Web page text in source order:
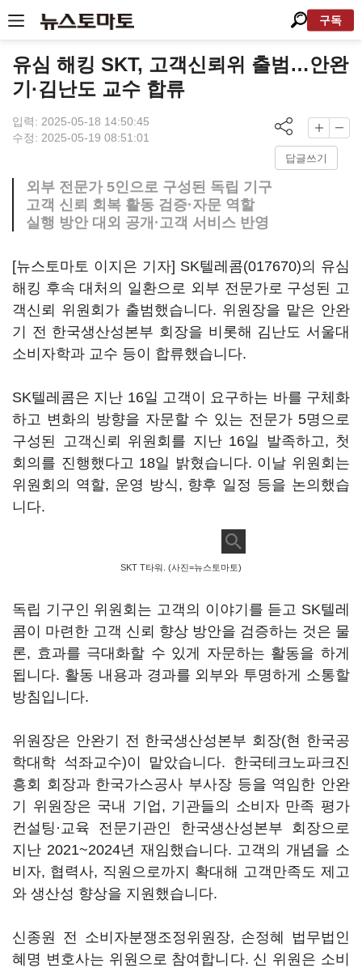
구독
유심 해킹 SKT, 고객신뢰위 출범…안완
기·김난도 교수 합류
입력: 2025-05-18 14:50:45
수정: 2025-05-19 08:51:01
답글쓰기
외부 전문가 5인으로 구성된 독립 기구
고객 신뢰 회복 활동 검증·자문 역할
실행 방안 대외 공개·고객 서비스 반영
[뉴스토마토 이지은 기자] SK텔레콤(017670)의 유심
해킹 후속 대처의 일환으로 외부 전문가로 구성된 고
객신뢰 위원회가 출범했습니다. 위원장을 맡은 안완
기 전 한국생산성본부 회장을 비롯해 김난도 서울대
소비자학과 교수 등이 합류했습니다.
SK텔레콤은 지난 16일 고객이 요구하는 바를 구체화
하고 변화의 방향을 자문할 수 있는 전문가 5명으로
구성된 고객신뢰 위원회를 지난 16일 발족하고, 첫
회의를 진행했다고 18일 밝혔습니다. 이날 위원회는
위원회의 역할, 운영 방식, 향후 일정 등을 논의했습
니다.
SKT T타워. (사진=뉴스토마토)
독립 기구인 위원회는 고객의 이야기를 듣고 SK텔레
콤이 마련한 고객 신뢰 향상 방안을 검증하는 것은 물
론, 효과를 극대화할 수 있게 자문하는 활동을 하게
됩니다. 활동 내용과 경과를 외부와 투명하게 소통할
방침입니다.
위원장은 안완기 전 한국생산성본부 회장(현 한국공
학대학 석좌교수)이 맡았습니다. 한국테크노파크진
흥회 회장과 한국가스공사 부사장 등을 역임한 안완
기 위원장은 국내 기업, 기관들의 소비자 만족 평가
컨설팅·교육 전문기관인 한국생산성본부 회장으로
지난 2021~2024년 재임했습니다. 고객의 개념을 소
비자, 협력사, 직원으로까지 확대해 고객만족도 제고
와 생산성 향상을 지원했습니다.
신종원 전 소비자분쟁조정위원장, 손정혜 법무법인
혜명 변호사는 위원으로 참여합니다. 신 위원은 소비